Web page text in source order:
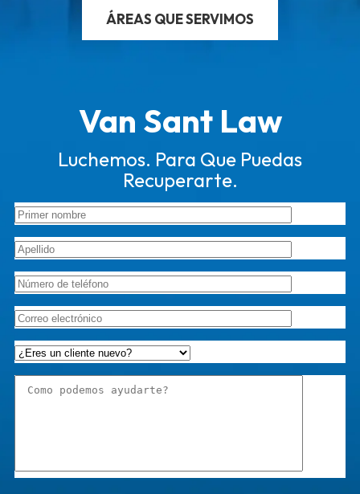
ÁREAS QUE SERVIMOS
Van Sant Law
Luchemos. Para Que Puedas
Recuperarte.